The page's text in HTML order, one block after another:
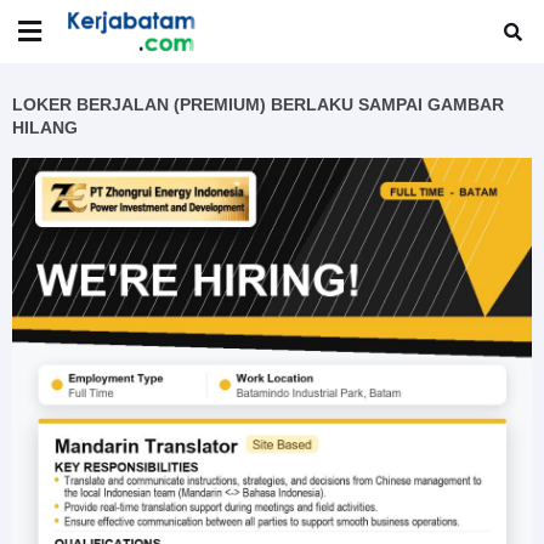
LOKER BERJALAN (PREMIUM) BERLAKU SAMPAI GAMBAR
HILANG